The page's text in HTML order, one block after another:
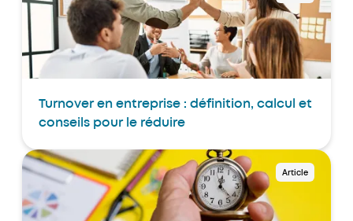
Turnover en entreprise : définition, calcul et
conseils pour le réduire
Article